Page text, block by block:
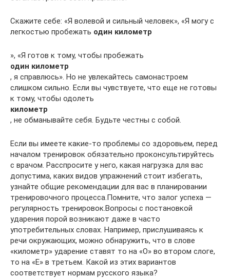
Скажите себе: «Я волевой и сильный человек», «Я могу с
легкостью пробежать один километр
», «Я готов к тому, чтобы пробежать
один километр
, я справлюсь». Но не увлекайтесь самонастроем
слишком сильно. Если вы чувствуете, что еще не готовы
к тому, чтобы одолеть
километр
, не обманывайте себя. Будьте честны с собой.
Если вы имеете какие-то проблемы со здоровьем, перед
началом тренировок обязательно проконсультируйтесь
с врачом. Расспросите у него, какая нагрузка для вас
допустима, каких видов упражнений стоит избегать,
узнайте общие рекомендации для вас в планировании
тренировочного процесса.Помните, что залог успеха —
регулярность тренировок.Вопросы с постановкой
ударения порой возникают даже в часто
употребительных словах. Например, прислушиваясь к
речи окружающих, можно обнаружить, что в слове
«километр» ударение ставят то на «О» во втором слоге,
то на «Е» в третьем. Какой из этих вариантов
соответствует нормам русского языка?